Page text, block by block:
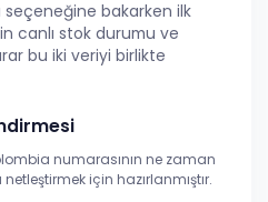
bakarken ilk
canlı stok durumu ve
bu iki veriyi birlikte
numarasının ne zaman
için hazırlanmıştır.